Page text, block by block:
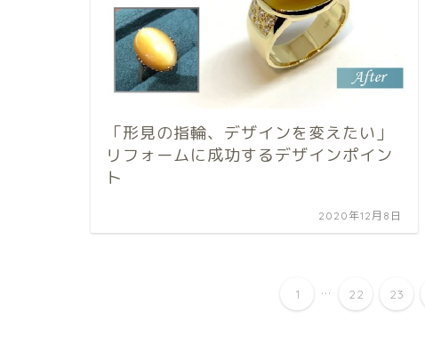
「形見の指輪、デザインを変えたい」
リフォームに成功するデザインポイン
ト
2020年12月8日
1 ... 22 23